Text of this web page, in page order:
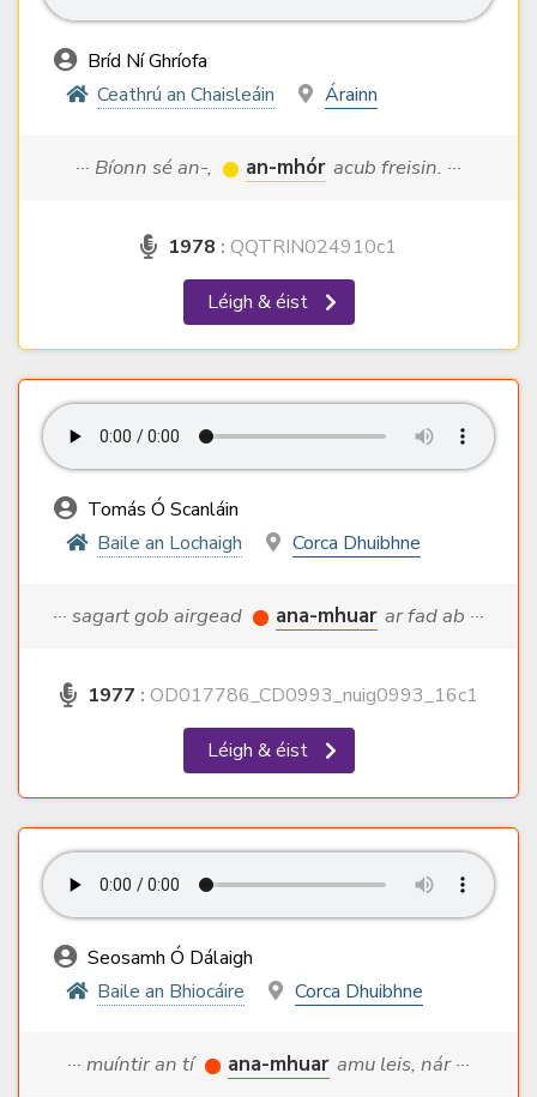
Bríd Ní Ghríofa
Ceathrú an Chaisleáin
Árainn
··· Bíonn sé an-, an-mhór acub freisin. ···
1978 : QQTRIN024910c1
Léigh & éist
Tomás Ó Scanláin
Baile an Lochaigh
Corca Dhuibhne
··· sagart gob airgead ana-mhuar ar fad ab ···
1977 : OD017786_CD0993_nuig0993_16c1
Léigh & éist
Seosamh Ó Dálaigh
Baile an Bhiocáire
Corca Dhuibhne
··· muíntir an tí ana-mhuar amu leis, nár ···